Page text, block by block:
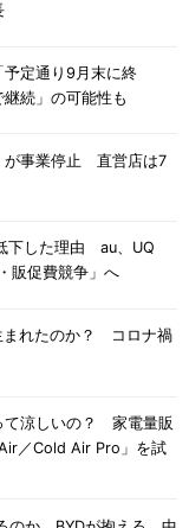
定通り9月末に終
続」の可能性も
が事業停止 直営店は7
下した理由 au、UQ
販促費競争」へ
まれたのか？ コロナ禍
て涼しいの？ 家電量販
／Cold Air Pro」を試